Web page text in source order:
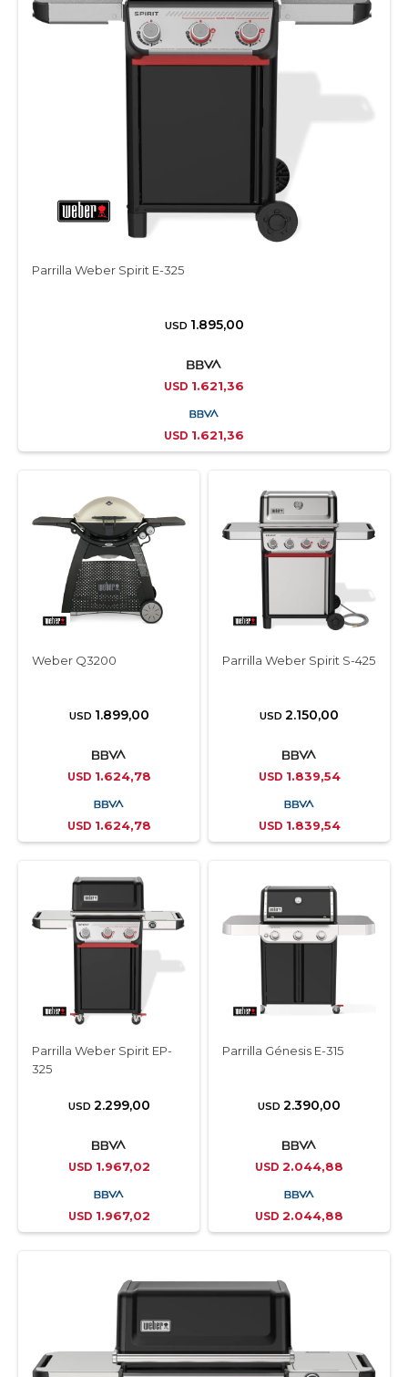
Parrilla Weber Spirit E-325
USD 1.895,00
USD 1.621,36
USD 1.621,36
Weber Q3200
USD 1.899,00
USD 1.624,78
USD 1.624,78
Parrilla Weber Spirit S-425
USD 2.150,00
USD 1.839,54
USD 1.839,54
Parrilla Weber Spirit EP-
325
USD 2.299,00
USD 1.967,02
USD 1.967,02
Parrilla Génesis E-315
USD 2.390,00
USD 2.044,88
USD 2.044,88